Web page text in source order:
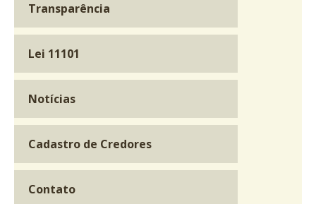
Transparência
Lei 11101
Notícias
Cadastro de Credores
Contato